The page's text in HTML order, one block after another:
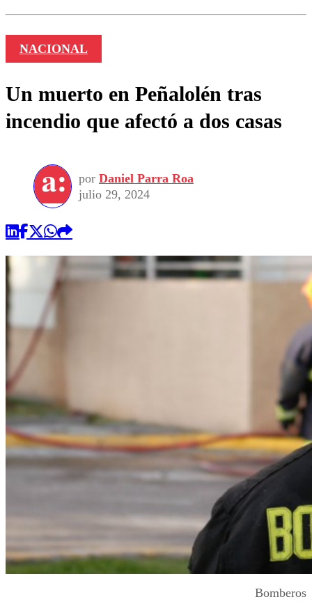
NACIONAL
Un muerto en Peñalolén tras
incendio que afectó a dos casas
por Daniel Parra Roa
julio 29, 2024
Bomberos